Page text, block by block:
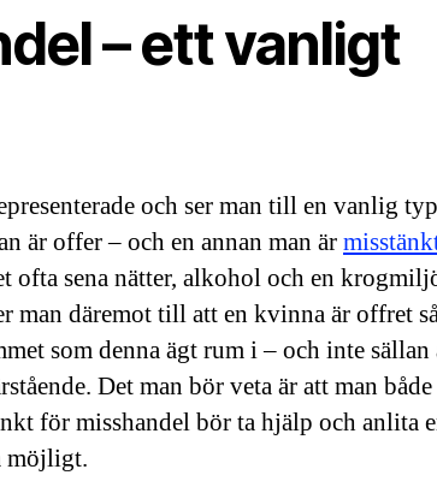
– ett vanligt
och ser man till en vanlig
är offer – och en annan man är
ofta sena nätter, alkohol och en
man däremot till att en kvinna är offret
som denna ägt rum i – och inte sällan
Det man bör veta är att man
för misshandel bör ta hjälp och anlita
möjligt.